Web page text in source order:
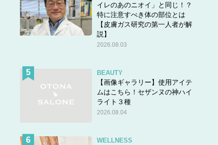
イレのあのニオイ」と同じ！？
特に注意すべき体の部位とは
【皮膚ガス研究の第一人者が解
説】
2026.08.03
BEAUTY
【画像ギャラリー】使用アイテ
ムはこちら！セザンヌの神ハイ
ライト３種
2026.08.04
WELLNESS